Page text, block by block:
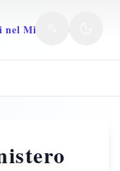
nel Ministero